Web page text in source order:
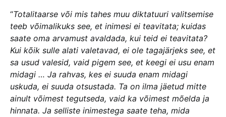
“Totalitaarse või mis tahes muu diktatuuri valitsemise
teeb võimalikuks see, et inimesi ei teavitata; kuidas
saate oma arvamust avaldada, kui teid ei teavitata?
Kui kõik sulle alati valetavad, ei ole tagajärjeks see, et
sa usud valesid, vaid pigem see, et keegi ei usu enam
midagi … Ja rahvas, kes ei suuda enam midagi
uskuda, ei suuda otsustada. Ta on ilma jäetud mitte
ainult võimest tegutseda, vaid ka võimest mõelda ja
hinnata. Ja selliste inimestega saate teha, mida